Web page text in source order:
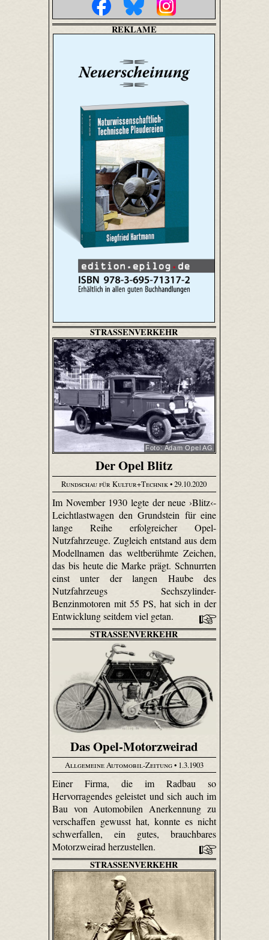
REKLAME
STRASSENVERKEHR
Foto: Adam Opel AG
Der Opel Blitz
Rundschau für Kultur+Technik• 29.10.2020
Im November 1930 legte der neue ›Blitz‹-
Leichtlastwagen den Grundstein für eine
lange Reihe erfolgreicher Opel-
Nutzfahrzeuge. Zugleich entstand aus dem
Modellnamen das weltberühmte Zeichen,
das bis heute die Marke prägt. Schnurrten
einst unter der langen Haube des
Nutzfahrzeugs Sechszylinder-
Benzinmotoren mit 55 PS, hat sich in der
Entwicklung seitdem viel getan.
STRASSENVERKEHR
Das Opel-Motorzweirad
Allgemeine Automobil-Zeitung• 1.3.1903
Einer Firma, die im Radbau so
Hervorragendes geleistet und sich auch im
Bau von Automobilen Anerkennung zu
verschaffen gewusst hat, konnte es nicht
schwerfallen, ein gutes, brauchbares
Motorzweirad herzustellen.
STRASSENVERKEHR